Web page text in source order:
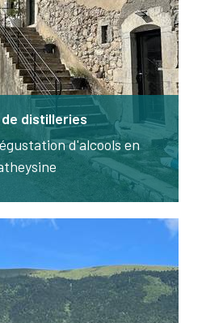
distilleries
d'alcools en